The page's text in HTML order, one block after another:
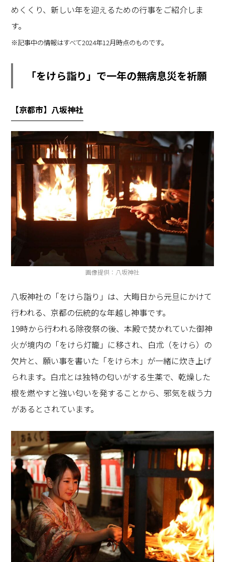
めくくり、新しい年を迎えるための行事をご紹介しま
す。
※記事中の情報はすべて2024年12月時点のものです。
「をけら詣り」で一年の無病息災を祈願
【京都市】八坂神社
画像提供：八坂神社
八坂神社の「をけら詣り」は、大晦日から元旦にかけて
行われる、京都の伝統的な年越し神事です。
19時から行われる除夜祭の後、本殿で焚かれていた御神
火が境内の「をけら灯籠」に移され、白朮（をけら）の
欠片と、願い事を書いた「をけら木」が一緒に炊き上げ
られます。白朮とは独特の匂いがする生薬で、乾燥した
根を燃やすと強い匂いを発することから、邪気を祓う力
があるとされています。